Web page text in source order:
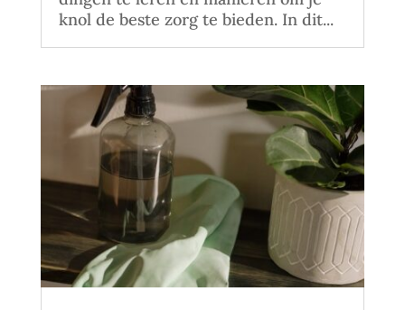
knol de beste zorg te bieden. In dit...